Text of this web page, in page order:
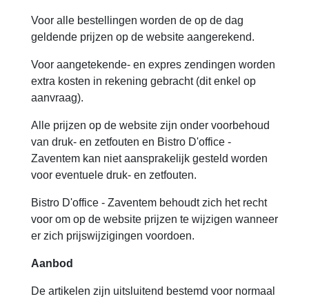
Voor alle bestellingen worden de op de dag
geldende prijzen op de website aangerekend.
Voor aangetekende- en expres zendingen worden
extra kosten in rekening gebracht (dit enkel op
aanvraag).
Alle prijzen op de website zijn onder voorbehoud
van druk- en zetfouten en Bistro D'office -
Zaventem kan niet aansprakelijk gesteld worden
voor eventuele druk- en zetfouten.
Bistro D'office - Zaventem behoudt zich het recht
voor om op de website prijzen te wijzigen wanneer
er zich prijswijzigingen voordoen.
Aanbod
De artikelen zijn uitsluitend bestemd voor normaal